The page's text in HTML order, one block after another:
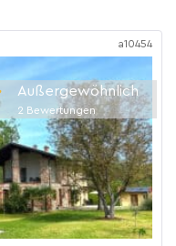
a10454
Außergewöhnlich
2 Bewertungen